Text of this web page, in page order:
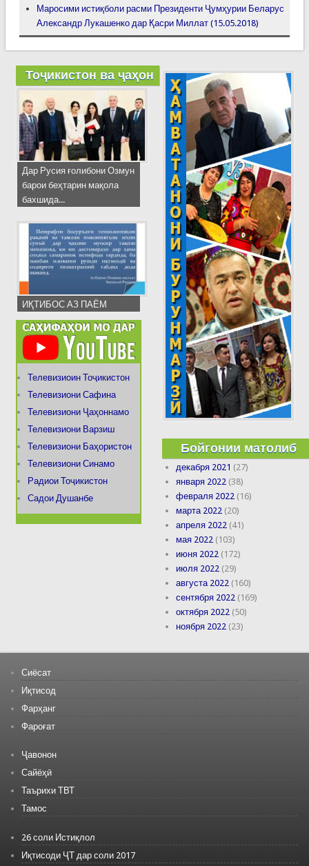
Маросими истиқболи расми Президенти Ҷумҳурии Беларус
Александр Лукашенко дар Қасри Миллат (15.05.2018)
Тоҷикистон ва ҷаҳон
Дар Русия ғолибони Озмун
барои беҳтарин мақола
бахшида...
ИҚТИБОС АЗ ПАЁМ
Телевизиоин Тоҷикистон
Телевизиони Сафина
Телевизиони Ҷаҳоннамо
Телевизиони Варзиш
Телевизиони Баҳористон
Телевизиони Синамо
Радиои Тоҷикистон
Садои Душанбе
Бойгонии матолиб
декабря 2021 (27)
января 2022 (38)
февраля 2022 (16)
марта 2022 (20)
апреля 2022 (41)
мая 2022 (103)
июня 2022 (172)
июля 2022 (29)
августа 2022 (160)
сентября 2022 (169)
октября 2022 (50)
ноября 2022 (23)
Сиёсат
Иқтисод
Фарҳанг
Фароғат
Ҷавонон
Сайёҳӣ
Таърихи ТВТ
Тамос
26 соли Истиқлол
Иқтисоди ҶТ дар соли 2017